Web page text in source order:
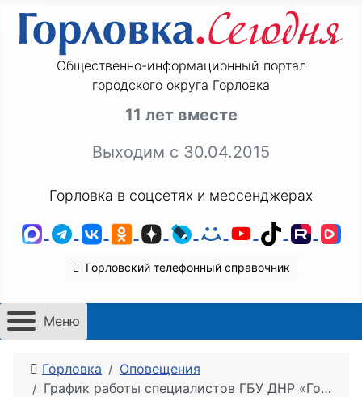
Общественно-информационный портал
городского округа Горловка
11 лет вместе
Выходим с 30.04.2015
Горловка в соцсетях и мессенджерах
MAXTelegram
ВКонтакте
Одноклассники
ДзенLiveJournal
Мой Мир
YouTube
TikTok
Горловский телефонный справочник
Меню
Горловка
Оповещения
График работы специалистов ГБУ ДНР «Городская больница 3 г. Горловки»